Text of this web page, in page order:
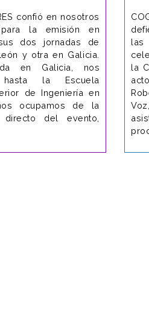
confió en nosotros
la emisión en
dos jornadas de
y otra en Galicia.
en Galicia, nos
hasta la Escuela
de Ingeniería en
ocupamos de la
directo del evento,
las
la